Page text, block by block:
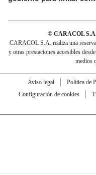
© CARACOL S.A.
CARACOL S.A. realiza una
y otras prestaciones accesibles
medios
Aviso legal Política de
Configuración de cookies